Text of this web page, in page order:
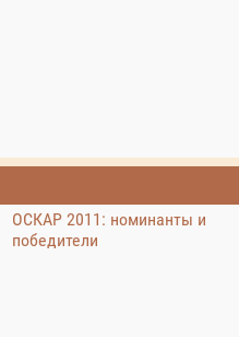
ОСКАР 2011: номинанты и
победители